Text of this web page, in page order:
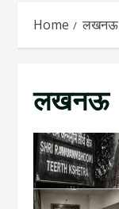
Home लखनऊ
लखनऊ